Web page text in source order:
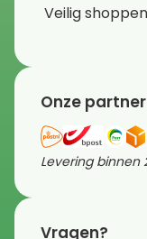
Veilig
Onze
Levering binnen
Vragen?